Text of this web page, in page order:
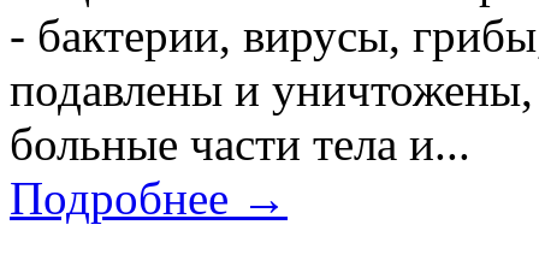
- бактерии, вирусы,
подавлены и
больные части тела и...
Подробнее →